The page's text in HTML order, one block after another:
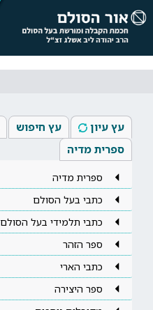
עץ עיון עץ חיפוש
ספרית מדיה
ספרית מדיה
כתבי בעל הסולם
כתבי תלמידי בעל הסולם
ספר הזהר
כתבי הארי
ספר היצירה